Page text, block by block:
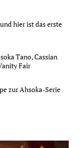
hier ist das erste
Tano, Cassian
Fair
zur Ahsoka-Serie